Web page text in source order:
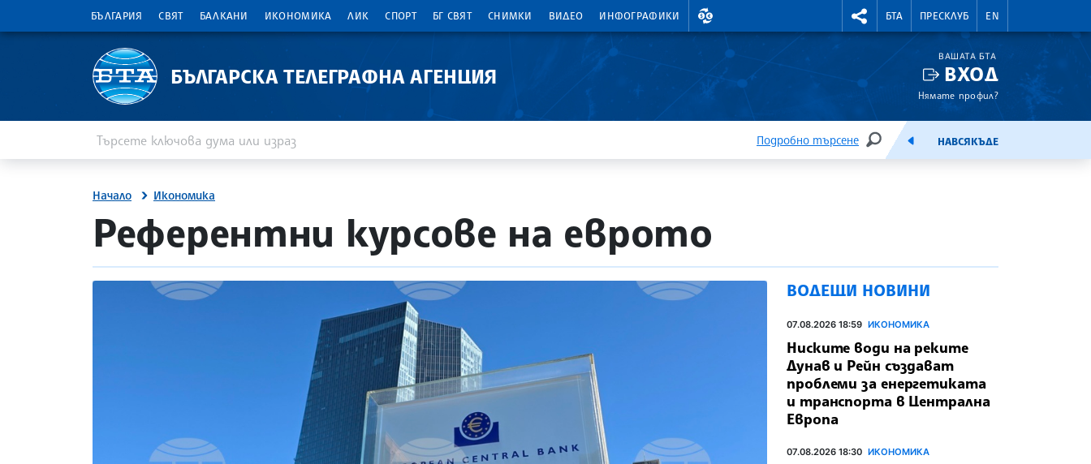
БЪЛГАРИЯ СВЯТ БАЛКАНИ ИКОНОМИКА ЛИК СПОРТ БГ СВЯТ СНИМКИ ВИДЕО ИНФОГРАФИКИ
ВАЛУТНИ КУРСОВЕ RIGHTMENU.SOCIAL
БТА ПРЕСКЛУБ EN
БЪЛГАРСКА ТЕЛЕГРАФНА АГЕНЦИЯ
ВАШАТА БТА
ВХОД
Нямате профил?
Подробно търсене
ТЪРСЕНЕЕМИСИЯНАВСЯКЪДЕ
Начало Икономика
site.bta
Референтни курсове на еврото
ВОДЕЩИ НОВИНИ
07.08.2026 18:59 ИКОНОМИКА
Ниските води на реките
Дунав и Рейн създават
проблеми за енергетиката
и транспорта в Централна
Европа
07.08.2026 18:30 ИКОНОМИКА